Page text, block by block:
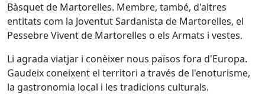
Bàsquet de Martorelles. Membre, també, d'altres
entitats com la Joventut Sardanista de Martorelles, el
Pessebre Vivent de Martorelles o els Armats i vestes.
Li agrada viatjar i conèixer nous països fora d'Europa.
Gaudeix coneixent el territori a través de l'enoturisme,
la gastronomia local i les tradicions culturals.